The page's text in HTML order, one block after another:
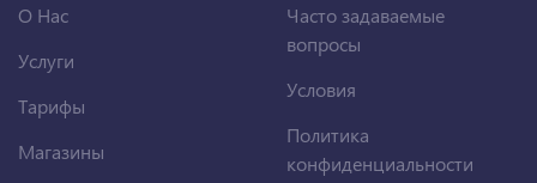
О Нас
Услуги
Тарифы
Магазины
Часто задаваемые
вопросы
Условия
Политика
конфиденциальности